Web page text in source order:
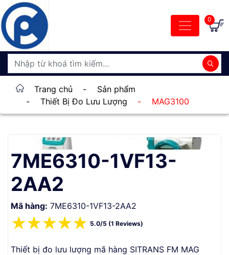
0
Trang chủ -
Sản phẩm
-
Thiết Bị Đo Lưu Lượng - MAG3100
7ME6310-1VF13-
2AA2
Mã hàng: 7ME6310-1VF13-2AA2
☆
☆
☆
☆
☆ 5.0/5 (1 Reviews)
Thiết bị đo lưu lượng mã hàng SITRANS FM MAG